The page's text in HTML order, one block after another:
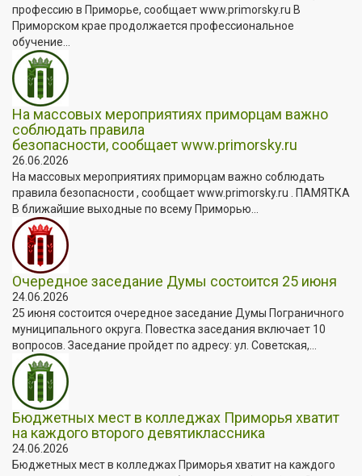
профессию в Приморье, сообщает www.primorsky.ru В
Приморском крае продолжается профессиональное
обучение...
На массовых мероприятиях приморцам важно
соблюдать правила
безопасности, сообщает www.primorsky.ru
26.06.2026
На массовых мероприятиях приморцам важно соблюдать
правила безопасности , сообщает www.primorsky.ru . ПАМЯТКА
В ближайшие выходные по всему Приморью...
Очередное заседание Думы состоится 25 июня
24.06.2026
25 июня состоится очередное заседание Думы Пограничного
муниципального округа. Повестка заседания включает 10
вопросов. Заседание пройдет по адресу: ул. Советская,...
Бюджетных мест в колледжах Приморья хватит
на каждого второго девятиклассника
24.06.2026
Бюджетных мест в колледжах Приморья хватит на каждого